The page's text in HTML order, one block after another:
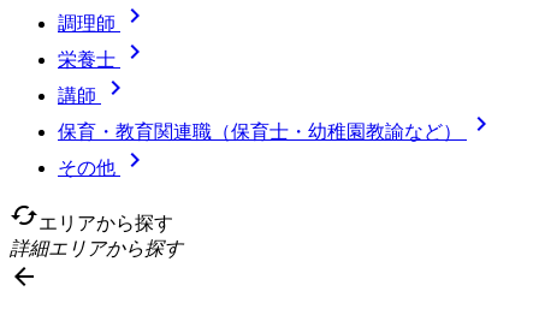
調理師 
栄養士 
講師 
保育・教育関連職（保育士・幼稚園教諭など） 
その他

cachedエリアから探す
詳細エリアから探す
